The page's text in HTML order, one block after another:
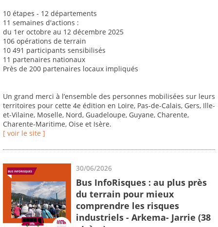
10 étapes - 12 départements
11 semaines d'actions :
du 1er octobre au 12 décembre 2025
106 opérations de terrain
10 491 participants sensibilisés
11 partenaires nationaux
Près de 200 partenaires locaux impliqués
Un grand merci à l’ensemble des personnes mobilisées sur leurs
territoires pour cette 4e édition en Loire, Pas-de-Calais, Gers, Ille-
et-Vilaine, Moselle, Nord, Guadeloupe, Guyane, Charente,
Charente-Maritime, Oise et Isère.
[ voir le site ]
30/06/2026
Bus InfoRisques : au plus près
du terrain pour mieux
comprendre les risques
industriels - Arkema- Jarrie (38